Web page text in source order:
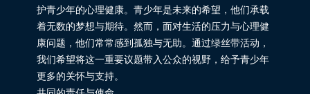
护青少年的心理健康。青少年是未来的希望，他们承载
着无数的梦想与期待。然而，面对生活的压力与心理健
康问题，他们常常感到孤独与无助。通过绿丝带活动，
我们希望将这一重要议题带入公众的视野，给予青少年
更多的关怀与支持。